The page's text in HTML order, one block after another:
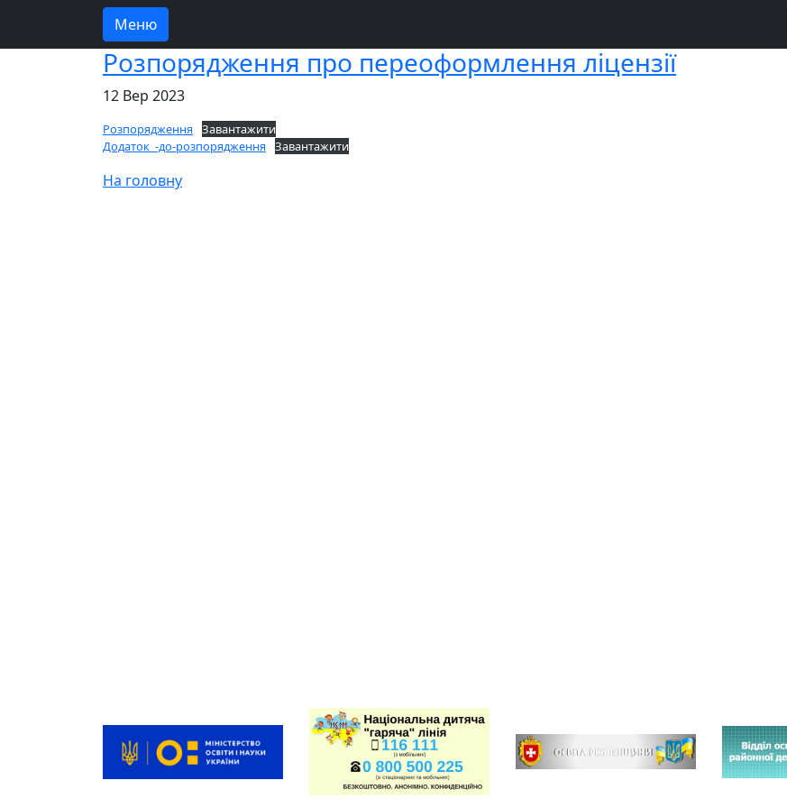
Меню
Розпорядження про переоформлення ліцензії
12 Вер 2023
Розпорядження
Завантажити
Додаток_-до-розпорядження
Завантажити
На головну